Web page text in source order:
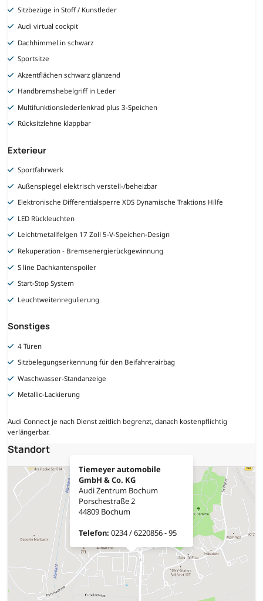
Sitzbezüge in Stoff / Kunstleder
Audi virtual cockpit
Dachhimmel in schwarz
Sportsitze
Akzentflächen schwarz glänzend
Handbremshebelgriff in Leder
Multifunktionslederlenkrad plus 3-Speichen
Rücksitzlehne klappbar
Exterieur
Sportfahrwerk
Außenspiegel elektrisch verstell-/beheizbar
Elektronische Differentialsperre XDS Dynamische Traktions Hilfe
LED Rückleuchten
Leichtmetallfelgen 17 Zoll 5-V-Speichen-Design
Rekuperation - Bremsenergierückgewinnung
S line Dachkantenspoiler
Start-Stop System
Leuchtweitenregulierung
Sonstiges
4 Türen
Sitzbelegungserkennung für den Beifahrerairbag
Waschwasser-Standanzeige
Metallic-Lackierung
Audi Connect je nach Dienst zeitlich begrenzt, danach kostenpflichtig
verlängerbar.
Standort
Tiemeyer automobile
GmbH & Co. KG
Audi Zentrum Bochum
Porschestraße 2
44809 Bochum
Telefon: 0234 / 6220856 - 95